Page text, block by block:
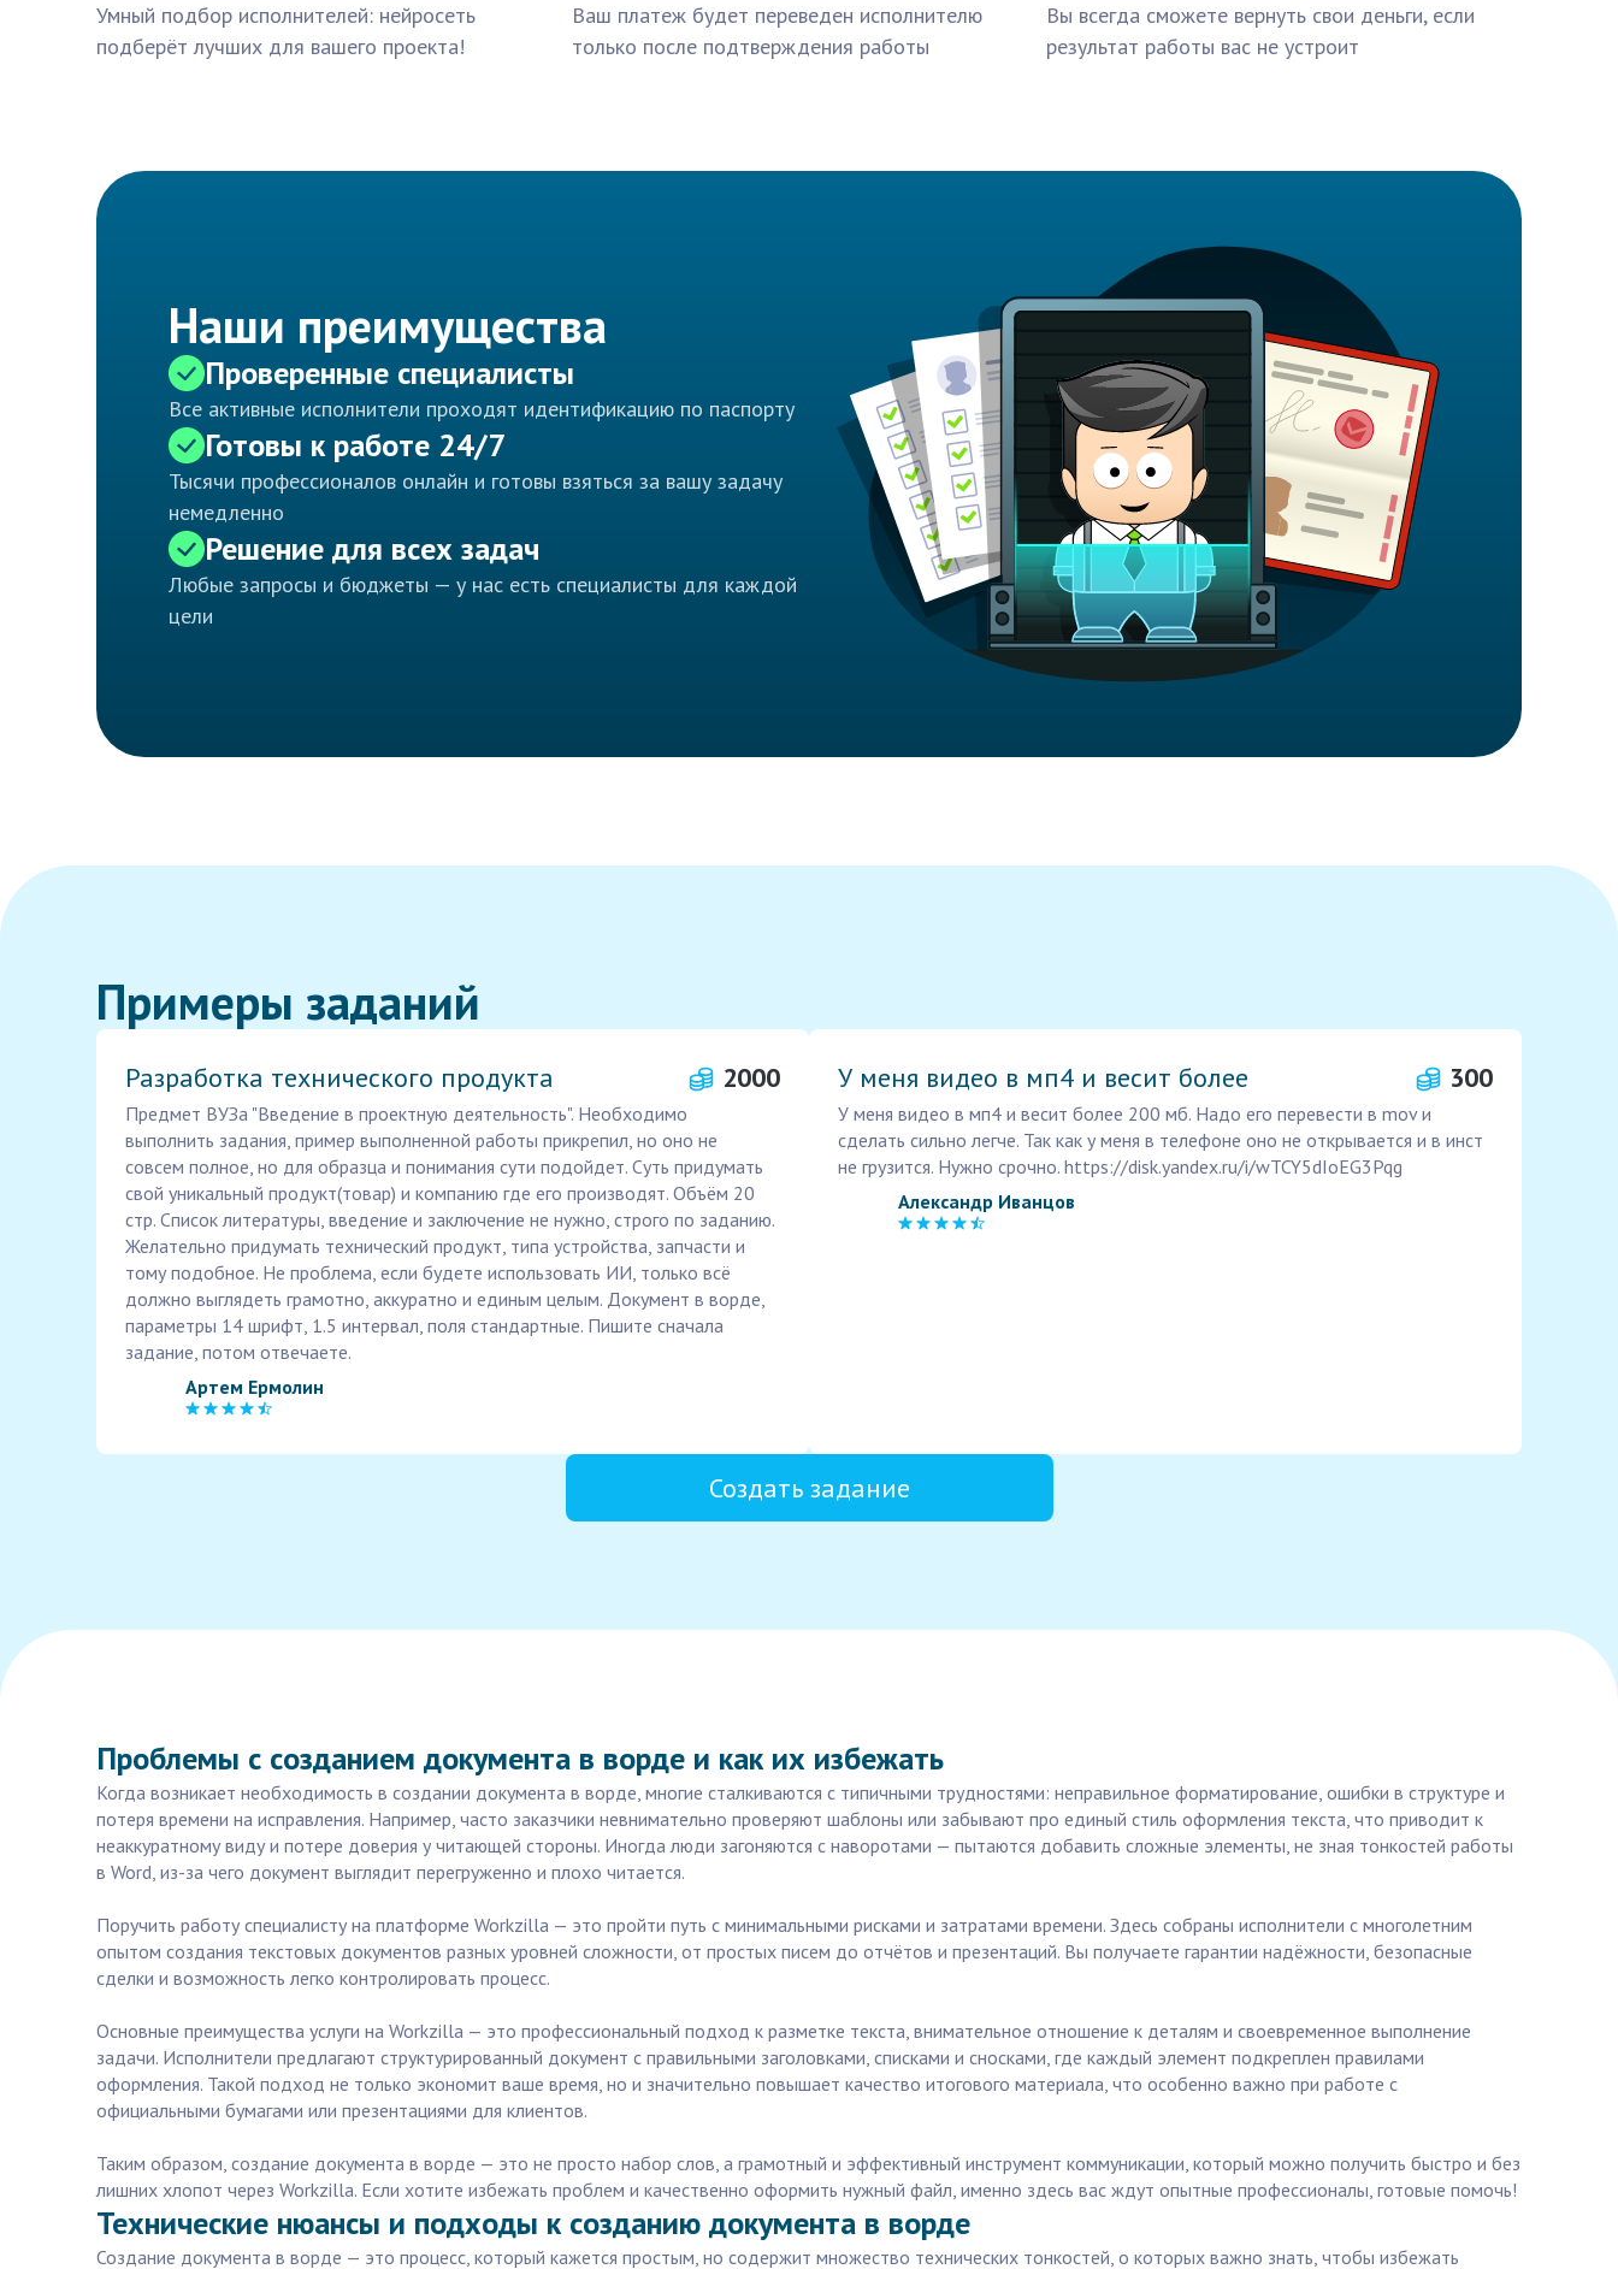
Умный подбор исполнителей: нейросеть
подберёт лучших для вашего проекта!
Ваш платеж будет переведен исполнителю
только после подтверждения работы
Вы всегда сможете вернуть свои деньги, если
результат работы вас не устроит
Наши преимущества
Проверенные специалисты
Все активные исполнители проходят идентификацию по паспорту
Готовы к работе 24/7
Тысячи профессионалов онлайн и готовы взяться за вашу задачу
немедленно
Решение для всех задач
Любые запросы и бюджеты — у нас есть специалисты для каждой
цели
Примеры заданий
Разработка технического продукта 2000
Предмет ВУЗа "Введение в проектную деятельность". Необходимо
выполнить задания, пример выполненной работы прикрепил, но оно не
совсем полное, но для образца и понимания сути подойдет. Суть придумать
свой уникальный продукт(товар) и компанию где его производят. Объём 20
стр. Список литературы, введение и заключение не нужно, строго по заданию.
Желательно придумать технический продукт, типа устройства, запчасти и
тому подобное. Не проблема, если будете использовать ИИ, только всё
должно выглядеть грамотно, аккуратно и единым целым. Документ в ворде,
параметры 14 шрифт, 1.5 интервал, поля стандартные. Пишите сначала
задание, потом отвечаете.
Артем Ермолин
У меня видео в мп4 и весит более 300
У меня видео в мп4 и весит более 200 мб. Надо его перевести в mov и
сделать сильно легче. Так как у меня в телефоне оно не открывается и в инст
не грузится. Нужно срочно. https://disk.yandex.ru/i/wTCY5dIoEG3Pqg
Александр Иванцов
Создать задание
Проблемы с созданием документа в ворде и как их избежать
Когда возникает необходимость в создании документа в ворде, многие сталкиваются с типичными трудностями: неправильное форматирование, ошибки в структуре и
потеря времени на исправления. Например, часто заказчики невнимательно проверяют шаблоны или забывают про единый стиль оформления текста, что приводит к
неаккуратному виду и потере доверия у читающей стороны. Иногда люди загоняются с наворотами — пытаются добавить сложные элементы, не зная тонкостей работы
в Word, из-за чего документ выглядит перегруженно и плохо читается.
Поручить работу специалисту на платформе Workzilla — это пройти путь с минимальными рисками и затратами времени. Здесь собраны исполнители с многолетним
опытом создания текстовых документов разных уровней сложности, от простых писем до отчётов и презентаций. Вы получаете гарантии надёжности, безопасные
сделки и возможность легко контролировать процесс.
Основные преимущества услуги на Workzilla — это профессиональный подход к разметке текста, внимательное отношение к деталям и своевременное выполнение
задачи. Исполнители предлагают структурированный документ с правильными заголовками, списками и сносками, где каждый элемент подкреплен правилами
оформления. Такой подход не только экономит ваше время, но и значительно повышает качество итогового материала, что особенно важно при работе с
официальными бумагами или презентациями для клиентов.
Таким образом, создание документа в ворде — это не просто набор слов, а грамотный и эффективный инструмент коммуникации, который можно получить быстро и без
лишних хлопот через Workzilla. Если хотите избежать проблем и качественно оформить нужный файл, именно здесь вас ждут опытные профессионалы, готовые помочь!
Технические нюансы и подходы к созданию документа в ворде
Создание документа в ворде — это процесс, который кажется простым, но содержит множество технических тонкостей, о которых важно знать, чтобы избежать